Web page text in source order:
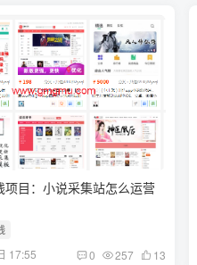
项目：小说采集站怎么运营
17:55 0 257 13